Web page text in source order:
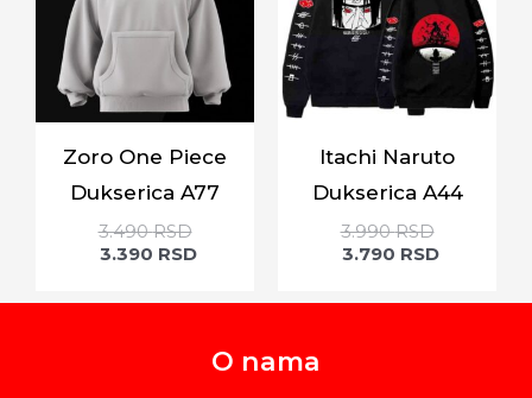
Zoro One Piece
Dukserica A77
3.490RSD
3.390 RSD
Itachi Naruto
Dukserica A44
3.990RSD
3.790 RSD
O nama